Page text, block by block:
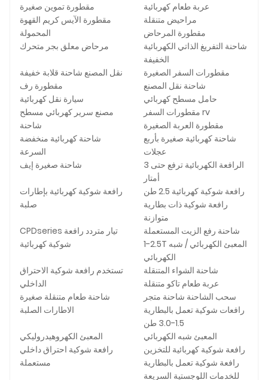
مقطورة تموين صغيرة
عربة طعام كهربائية
مقطورة الآيس كريم القهوة
المحمولة
مراحيض متنقلة
مقطورة المرحاض
مرحاض معلق بجر متحرك
شاحنة التفريغ الذاتي الكهربائية
الخفيفة
نقل المصنع شاحنة قلابة خفيفة
مقطورات السفر الصغيرة
مقطورة رف
شاحنة نقل المصنع
سيارة نقل كهربائية
حامل مسطح كهربائي
مصنع سرير كهربائي مسطح
شاحنة
مقطورات السفر rv
مقطورة العربة الصغيرة
شاحنة كهربائية منخفضة
السرعة
شاحنة كهربائية صغيرة بأربع
عجلات
شاحنة صغيرة إيف
الرافعة الكهربائية ترفع حتى 3
أمتار
رافعة شوكية كهربائية بإطارات
صلبة
رافعة شوكية كهربائية 2.5 طن
رافعة شوكية ذات بطارية
متوازنة
CPDseries تيار متردد رافعة
شوكية كهربائية
شاحنة رفع الزيت المستعملة
1-2.5T المعبئ الكهربائي / شبه
الكهربائي
تستخدم رافعة شوكية الاحتراق
الداخلي
شاحنة الشواء المتنقلة
عربة طعام تاكو متنقلة
شاحنة طعام متنقلة صغيرة
سحب الشاحنة شاحنة متجر
الاطارات الصلبة
رافعات شوكية تعمل بالبطارية
1.5-3.0 طن
المعبئ الكهروهيدروليكي
المعبئ شبه الكهربائي
رافعة شوكية احتراق داخلي
مستعملة
رافعة شوكية كهربائية للتخزين
رافعة شوكية تعمل بالبطارية
للخدمات اللوجستية السريعة